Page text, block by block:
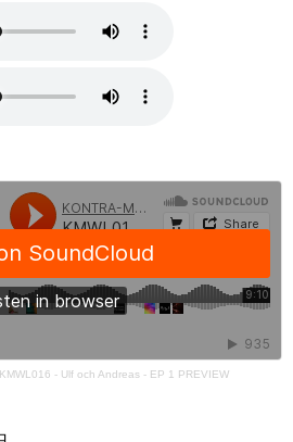
KMWL016 - Ulf och Andreas - EP 1 PREVIEW